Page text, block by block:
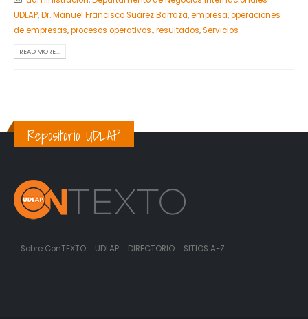
UDLAP,Dr. Manuel Francisco Suárez Barraza,empresa,operaciones
de empresas,procesos operativos.,resultados,Servicios
READ MORE...
Repositorio UDLAP
Sobre ConTEXTO UDLAP DIRECTORIO SITIOS A-Z